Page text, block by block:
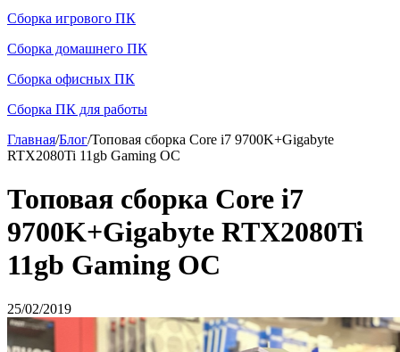
Сборка игрового ПК
Сборка домашнего ПК
Сборка офисных ПК
Сборка ПК для работы
Главная/Блог/Топовая сборка Core i7 9700K+Gigabyte
RTX2080Ti 11gb Gaming OC
Топовая сборка Core i7
9700K+Gigabyte RTX2080Ti
11gb Gaming OC
25/02/2019